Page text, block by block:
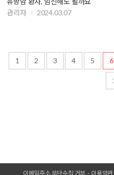
관리자
2024.03.07
1 2 3 4 5 6
이메일주소 무단수집 거부 이용약관